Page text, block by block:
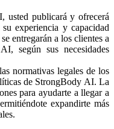
usted publicará y ofrecerá
experiencia y capacidad
entregarán a los clientes a
según sus necesidades
normativas legales de los
de StrongBody AI. La
para ayudarte a llegar a
expandirte más